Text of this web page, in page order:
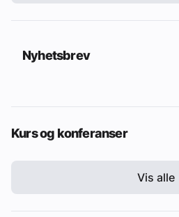
Nyhetsbrev
Kurs og konferanser
Vis alle